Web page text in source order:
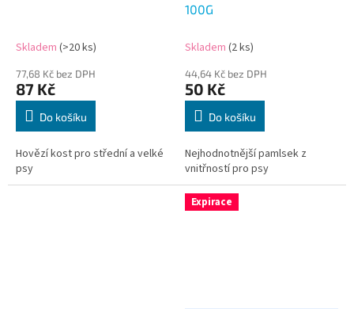
Skladem (>20 ks)
77,68 Kč bez DPH
87 Kč
Do košíku
Hovězí kost pro střední a velké
psy
100G
Skladem (2 ks)
44,64 Kč bez DPH
50 Kč
Do košíku
Nejhodnotnější pamlsek z
vnitřností pro psy
Expirace